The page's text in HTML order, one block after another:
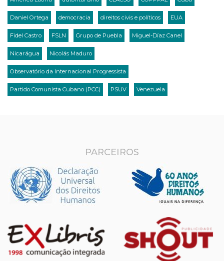
Daniel Ortega democracia direitos civis e políticos EUA
Fidel Castro FSLN Grupo de Puebla Miguel-Díaz Canel
Nicarágua Nicolás Maduro
Observatório da Internacional Progressista
Partido Comunista Cubano (PCC) PSUV Venezuela
PARCEIROS